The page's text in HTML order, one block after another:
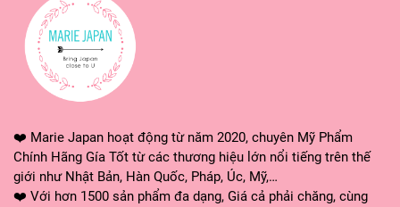
Lưu ý:Mỗi ngày sử dụng 2 lần sáng và tối để có hiệu
quả tốt nhất
❤️ Marie Japan hoạt động từ năm 2020, chuyên Mỹ Phẩm
Chính Hãng Gía Tốt từ các thương hiệu lớn nổi tiếng trên thế
giới như Nhật Bản, Hàn Quốc, Pháp, Úc, Mỹ,…
❤️ Với hơn 1500 sản phẩm đa dạng, Giá cả phải chăng, cùng